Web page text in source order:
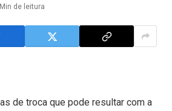
de leitura
de troca que pode resultar com a